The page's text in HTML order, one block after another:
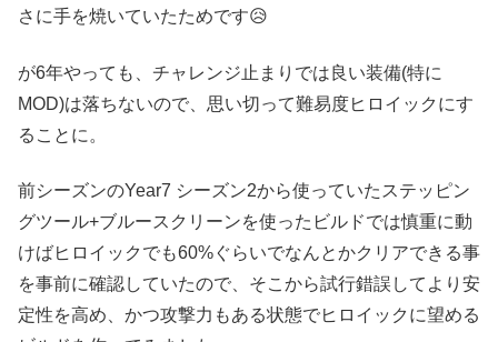
さに手を焼いていたためです😥
が6年やっても、チャレンジ止まりでは良い装備(特に
MOD)は落ちないので、思い切って難易度ヒロイックにす
ることに。
前シーズンのYear7 シーズン2から使っていたステッピン
グツール+ブルースクリーンを使ったビルドでは慎重に動
けばヒロイックでも60%ぐらいでなんとかクリアできる事
を事前に確認していたので、そこから試行錯誤してより安
定性を高め、かつ攻撃力もある状態でヒロイックに望める